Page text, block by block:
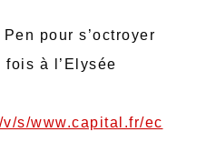
pour s’octroyer
à l’Elysée
s/www.capital.fr/ec